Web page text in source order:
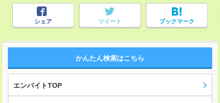
シェア ツイート ブックマーク
かんたん検索はこちら
エンバイトTOP